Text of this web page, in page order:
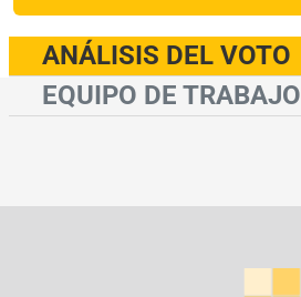
ANÁLISIS DEL VOTO
EQUIPO DE TRABAJO